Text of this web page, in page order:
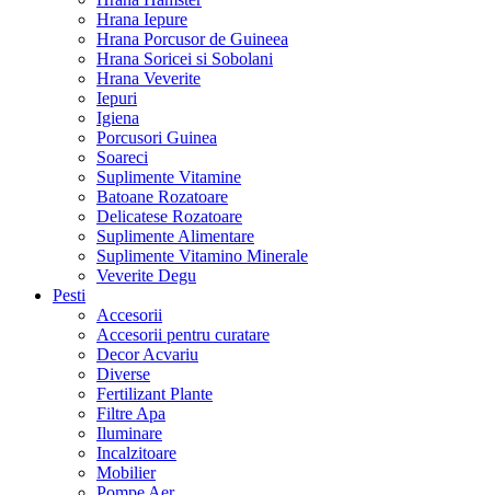
Hrana Iepure
Hrana Porcusor de Guineea
Hrana Soricei si Sobolani
Hrana Veverite
Iepuri
Igiena
Porcusori Guinea
Soareci
Suplimente Vitamine
Batoane Rozatoare
Delicatese Rozatoare
Suplimente Alimentare
Suplimente Vitamino Minerale
Veverite Degu
Pesti
Accesorii
Accesorii pentru curatare
Decor Acvariu
Diverse
Fertilizant Plante
Filtre Apa
Iluminare
Incalzitoare
Mobilier